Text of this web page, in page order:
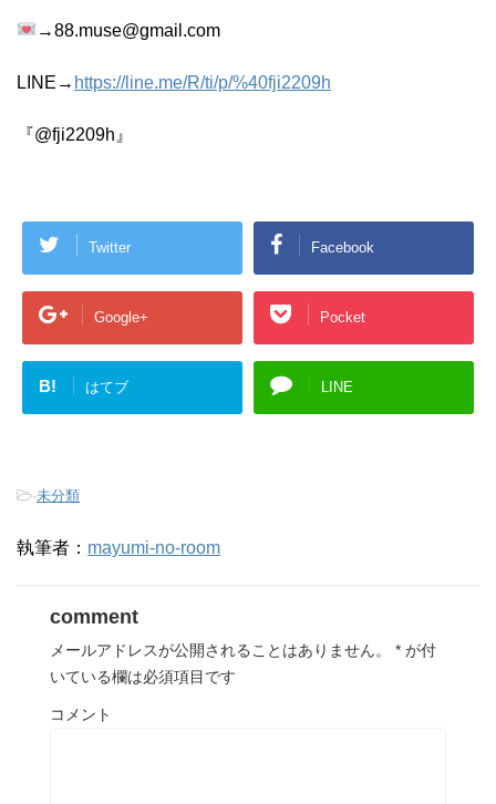
→88.muse@gmail.com
LINE→ https://line.me/R/ti/p/%40fji2209h
『@fji2209h』
Twitter Facebook
Google+ Pocket
B! はてブ LINE
-未分類
執筆者： mayumi-no-room
comment
メールアドレスが公開されることはありません。 * が付
いている欄は必須項目です
コメント